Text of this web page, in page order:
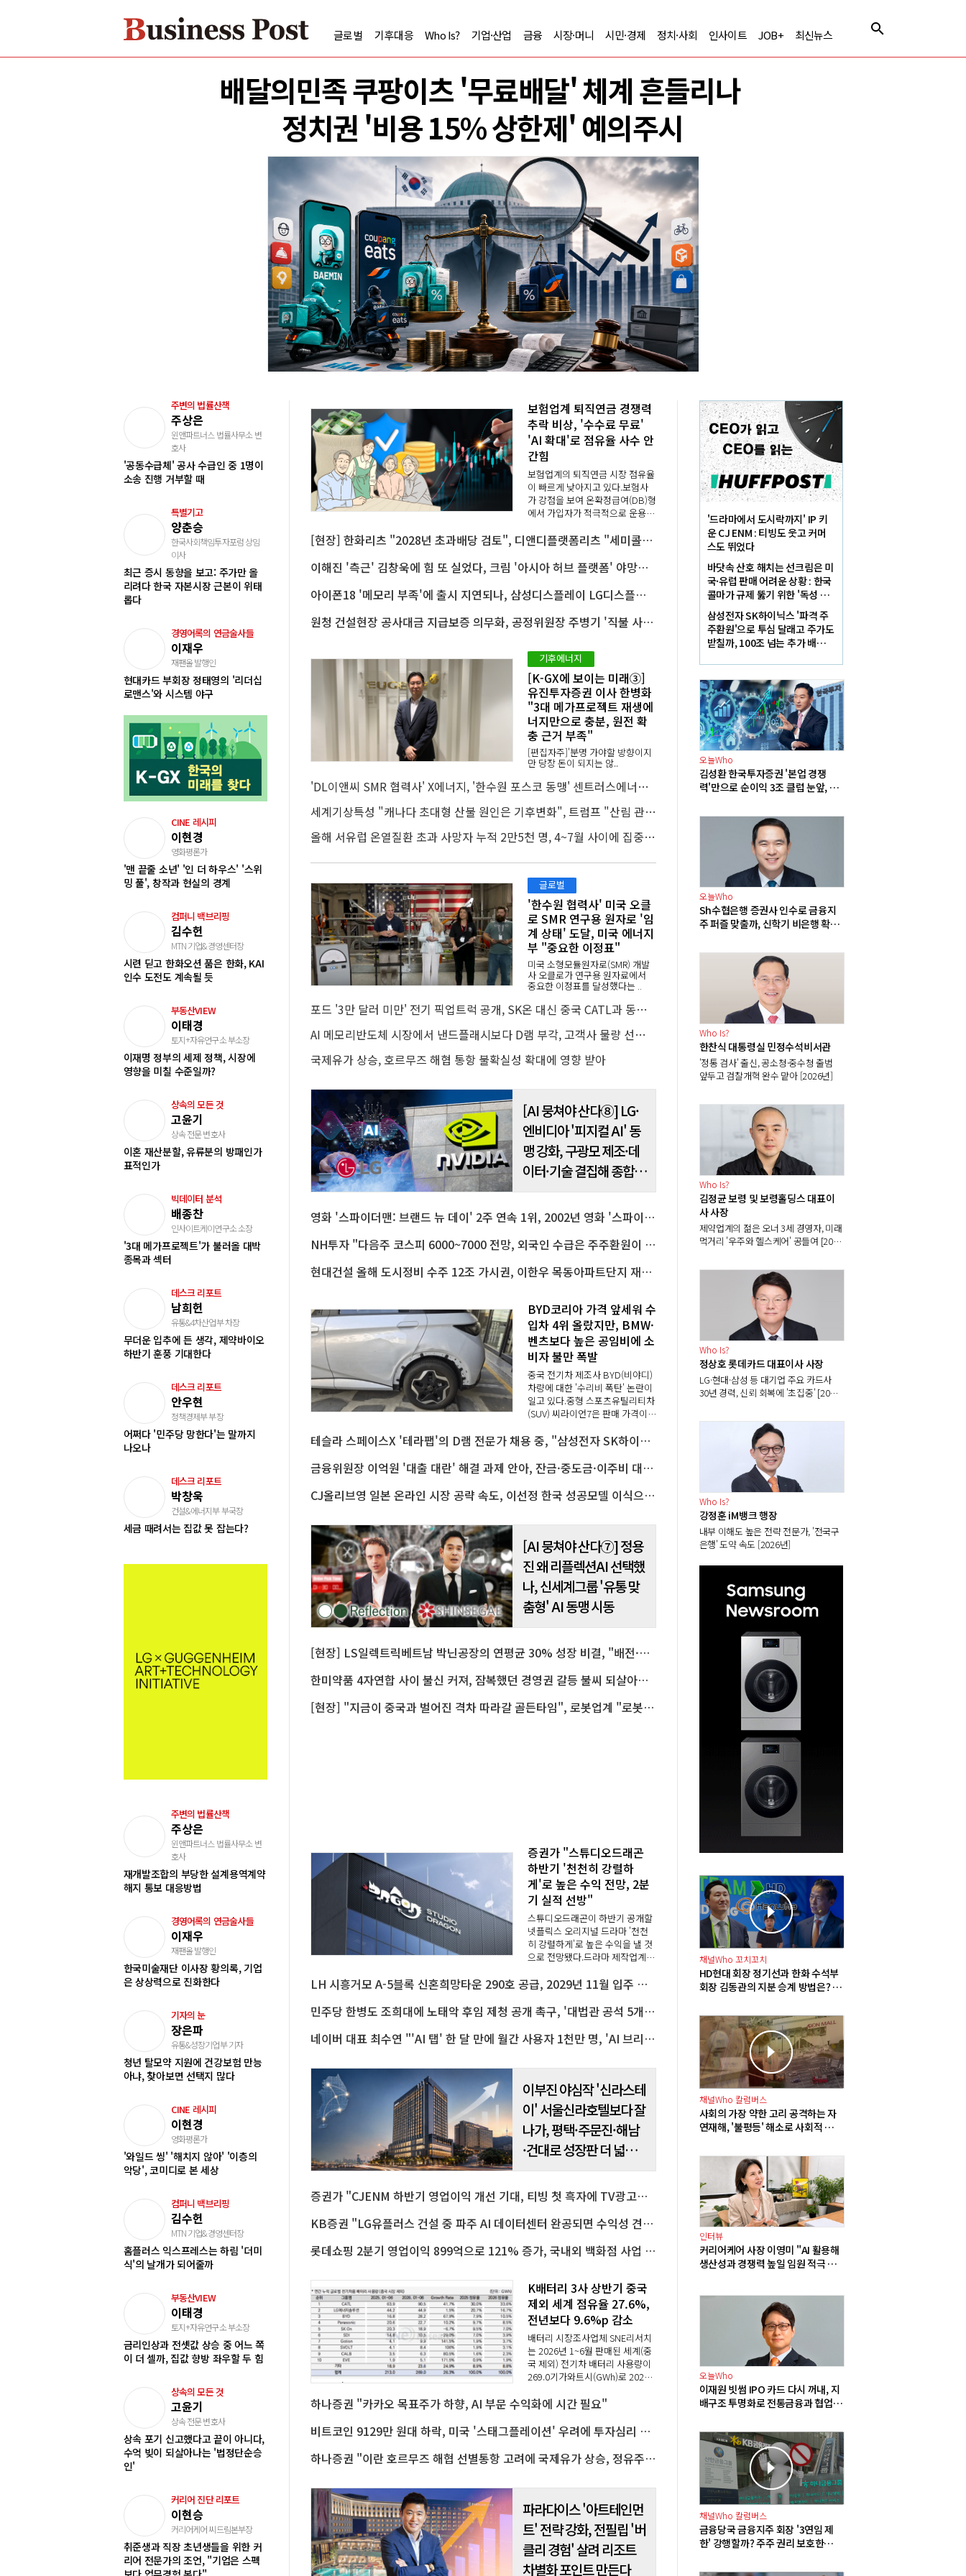
글로벌 기후대응 Who Is? 기업·산업 금융 시장·머니 시민·경제 정치·사회 인사이트 JOB+ 최신뉴스
배달의민족 쿠팡이츠 '무료배달' 체계 흔들리나
정치권 '비용 15% 상한제' 예의주시
주변의 법률산책
주상은
윈앤파트너스 법률사무소 변
호사
'공동수급체' 공사 수급인 중 1명이
소송 진행 거부할 때
특별기고
양춘승
한국사회책임투자포럼 상임
이사
최근 증시 동향을 보고: 주가만 올
리려다 한국 자본시장 근본이 위태
롭다
경영어록의 연금술사들
이재우
재팬올 발행인
현대카드 부회장 정태영의 '리더십
로맨스'와 시스템 야구
CINE 레시피
이현경
영화평론가
'맨 끝줄 소년' '인 더 하우스' '스위
밍 풀', 창작과 현실의 경계
컴퍼니 백브리핑
김수헌
MTN 기업&경영센터장
시련 딛고 한화오션 품은 한화, KAI
인수 도전도 계속될 듯
부동산VIEW
이태경
토지+자유연구소 부소장
이재명 정부의 세제 정책, 시장에
영향을 미칠 수준일까?
상속의 모든 것
고윤기
상속 전문 변호사
이혼 재산분할, 유류분의 방패인가
표적인가
빅데이터 분석
배종찬
인사이트케이연구소 소장
'3대 메가프로젝트'가 불러올 대박
종목과 섹터
데스크 리포트
남희헌
유통&4차산업부 차장
무더운 입추에 든 생각, 제약바이오
하반기 훈풍 기대한다
데스크 리포트
안우현
정책경제부 부장
어쩌다 '민주당 망한다'는 말까지
나오나
데스크 리포트
박창욱
건설&에너지부 부국장
세금 때려서는 집값 못 잡는다?
주변의 법률산책
주상은
윈앤파트너스 법률사무소 변
호사
재개발조합의 부당한 설계용역계약
해지 통보 대응방법
경영어록의 연금술사들
이재우
재팬올 발행인
한국미술재단 이사장 황의록, 기업
은 상상력으로 진화한다
기자의 눈
장은파
유통&성장기업부 기자
청년 탈모약 지원에 건강보험 만능
아냐, 찾아보면 선택지 많다
CINE 레시피
이현경
영화평론가
'와일드 씽' '해치지 않아' '이층의
악당', 코미디로 본 세상
컴퍼니 백브리핑
김수헌
MTN 기업&경영센터장
홈플러스 익스프레스는 하림 '더미
식'의 날개가 되어줄까
부동산VIEW
이태경
토지+자유연구소 부소장
금리인상과 전셋값 상승 중 어느 쪽
이 더 셀까, 집값 향방 좌우할 두 힘
상속의 모든 것
고윤기
상속 전문 변호사
상속 포기 신고했다고 끝이 아니다,
수억 빚이 되살아나는 '법정단순승
인'
커리어 진단 리포트
이현승
커리어케어 씨드림본부장
취준생과 직장 초년생들을 위한 커
리어 전문가의 조언, "기업은 스펙
보험업계 퇴직연금 경쟁력
추락 비상, '수수료 무료'
'AI 확대'로 점유율 사수 안
간힘
보험업계의 퇴직연금 시장 점유율
이 빠르게 낮아지고 있다.보험사
가 강점을 보여 온확정급여(DB)형
에서 가입자가 적극적으로 운용하
금(IRP)으로 퇴직연금 자금이 이동
하반기부터 증..
[현장] 한화리츠 "2028년 초과배당 검토", 디앤디플랫폼리츠 "세미콜론 문래 매각으로 특별배당"
이해진 '측근' 김창욱에 힘 또 실었다, 크림 '아시아 허브 플랫폼' 야망에 네이버 뒷배 자처
아이폰18 '메모리 부족'에 출시 지연되나, 삼성디스플레이 LG디스플레이 LG이노텍 '탈애플' 수익 다각화 속도
원청 건설현장 공사대금 지급보증 의무화, 공정위원장 주병기 '직불 사각지대' 없앤다
기후에너지
[K-GX에 보이는 미래③]
유진투자증권 이사 한병화
"3대 메가프로젝트 재생에
너지만으로 충분, 원전 확
충 근거 부족"
[편집자주]'분명 가야할 방향이지
만 당장 돈이 되지는 않..
'DL이앤씨 SMR 협력사' X에너지, '한수원 포스코 동맹' 센트러스에너지와 우라늄 계약 체결
세계기상특성 "캐나다 초대형 산불 원인은 기후변화", 트럼프 "산림 관리 미흡" 주장에 반론
올해 서유럽 온열질환 초과 사망자 누적 2만5천 명, 4~7월 사이에 집중 발생
글로벌
'한수원 협력사' 미국 오클
로 SMR 연구용 원자로 '임
계 상태' 도달, 미국 에너지
부 "중요한 이정표"
미국 소형모듈원자로(SMR) 개발
사 오클로가 연구용 원자료에서
중요한 이정표를 달성했다는 ..
포드 '3만 달러 미만' 전기 픽업트럭 공개, SK온 대신 중국 CATL과 동맹 전략 시험대
AI 메모리반도체 시장에서 낸드플래시보다 D램 부각, 고객사 물량 선점 수요의 '우선순위'
국제유가 상승, 호르무즈 해협 통항 불확실성 확대에 영향 받아
[AI 뭉쳐야 산다⑧] LG·
엔비디아 '피지컬 AI' 동
맹 강화, 구광모 제조·데
이터·기술 결집해 종합
로보틱스 기업으로
영화 '스파이더맨: 브랜드 뉴 데이' 2주 연속 1위, 2002년 영화 '스파이더맨'은 OTT 시청 1위
NH투자 "다음주 코스피 6000~7000 전망, 외국인 수급은 주주환원이 변수"
현대건설 올해 도시정비 수주 12조 가시권, 이한우 목동아파트단지 재건축에서 '기념비적 성적' 겨냥
BYD코리아 가격 앞세워 수
입차 4위 올랐지만, BMW·
벤츠보다 높은 공임비에 소
비자 불만 폭발
중국 전기차 제조사 BYD(비야디)
차량에 대한 '수리비 폭탄' 논란이
일고 있다.중형 스포츠유틸리티차
(SUV) 씨라이언7은 판매 가격이
크와 뒷범퍼에 크지 않은 손상이
간 사고에도 수리 비용으로 1100
만 원이나 청구됐다...
테슬라 스페이스X '테라팹'의 D램 전문가 채용 중, "삼성전자 SK하이닉스에 도전" 분석
금융위원장 이억원 '대출 대란' 해결 과제 안아, 잔금·중도금·이주비 대출 길 열어주나
CJ올리브영 일본 온라인 시장 공략 속도, 이선정 한국 성공모델 이식으로 차별화 승부
[AI 뭉쳐야 산다⑦] 정용
진 왜 리플렉션AI 선택했
나, 신세계그룹 '유통 맞
춤형' AI 동맹 시동
[현장] LS일렉트릭베트남 박닌공장의 연평균 30% 성장 비결, "배전·차단기 글로벌 수출 기지 발돋움"
한미약품 4자연합 사이 불신 커져, 잠복했던 경영권 갈등 불씨 되살아나나
[현장] "지금이 중국과 벌어진 격차 따라갈 골든타임", 로봇업계 "로봇 파운드리 산업 성장축으로 육성해야"
증권가 "스튜디오드래곤
하반기 '천천히 강렬하
게'로 높은 수익 전망, 2분
기 실적 선방"
스튜디오드래곤이 하반기 공개할
넷플릭스 오리지널 드라마 '천천
히 강렬하게'로 높은 수익을 낼 것
으로 전망됐다.드라마 제작업계의
은 선방한 것으로 나타났다.7일 증
권사들의 의견을 종합하면 스튜디
오드래곤..
LH 시흥거모 A-5블록 신혼희망타운 290호 공급, 2029년 11월 입주 예정
민주당 한병도 조희대에 노태악 후임 제청 공개 촉구, '대법관 공석 5개월'에 여권 압박 커져
네이버 대표 최수연 "'AI 탭' 한 달 만에 월간 사용자 1천만 명, 'AI 브리핑' 광고수익 본격화"
이부진 야심작 '신라스테
이' 서울신라호텔보다 잘
나가, 평택·주문진·해남
·건대로 성장판 더 넓힌
다
증권가 "CJENM 하반기 영업이익 개선 기대, 티빙 첫 흑자에 TV광고도 반등"
KB증권 "LG유플러스 건설 중 파주 AI 데이터센터 완공되면 수익성 견인 핵심 될 전망"
롯데쇼핑 2분기 영업이익 899억으로 121% 증가, 국내외 백화점 사업 호조
K배터리 3사 상반기 중국
제외 세계 점유율 27.6%,
전년보다 9.6%p 감소
배터리 시장조사업체 SNE리서치
는 2026년 1~6월 판매된 세계(중
국 제외) 전기차 배터리 사용량이
269.0기가와트시(GWh)로 2025
고 7일 밝혔다.이 기간 LG에너지
터리 3사의 제품 사용량은..
하나증권 "카카오 목표주가 하향, AI 부문 수익화에 시간 필요"
비트코인 9129만 원대 하락, 미국 '스태그플레이션' 우려에 투자심리 위축
하나증권 "이란 호르무즈 해협 선별통항 고려에 국제유가 상승, 정유주 투심 개선 전망"
파라다이스 '아트테인먼
트' 전략 강화, 전필립 '버
클리 경험' 살려 리조트
차별화 포인트 만든다
'드라마에서 도시락까지' IP 키
운 CJ ENM : 티빙도 웃고 커머
스도 뛰었다
바닷속 산호 해치는 선크림은 미
국·유럽 판매 어려운 상황 : 한국
콜마가 규제 뚫기 위한 '독성 테
스트' 통과했다
삼성전자 SK하이닉스 '파격 주
주환원'으로 투심 달래고 주가도
받칠까, 100조 넘는 추가 배당
오늘Who
김성환 한국투자증권 '본업 경쟁
력'만으로 순이익 3조 클럽 눈앞, 한
오늘Who
Sh수협은행 증권사 인수로 금융지
주 퍼즐 맞출까, 신학기 비은행 확장
Who Is?
한찬식 대통령실 민정수석비서관
'정통 검사' 출신, 공소청·중수청 출범
앞두고 검찰개혁 완수 맡아 [2026년]
Who Is?
김정균 보령 및 보령홀딩스 대표이
사 사장
제약업계의 젊은 오너 3세 경영자, 미래
먹거리 '우주와 헬스케어' 공들여 [2026
Who Is?
정상호 롯데카드 대표이사 사장
LG·현대·삼성 등 대기업 주요 카드사
30년 경력, 신뢰 회복에 '초집중' [2026
Who Is?
강정훈 iM뱅크 행장
내부 이해도 높은 전략 전문가, '전국구
은행' 도약 속도 [2026년]
채널Who 꼬치꼬치
HD현대 회장 정기선과 한화 수석부
회장 김동관의 지분 승계 방법은? 배
병
채널Who 칼럼버스
사회의 가장 약한 고리 공격하는 자
연재해, '불평등' 해소로 사회적 재
인터뷰
커리어케어 사장 이영미 "AI 활용해
생산성과 경쟁력 높일 임원 적극 영
오늘Who
이재원 빗썸 IPO 카드 다시 꺼내, 지
배구조 투명화로 전통금융과 협업
채널Who 칼럼버스
금융당국 금융지주 회장 '3연임 제
한' 강행할까? 주주 권리 보호한다던